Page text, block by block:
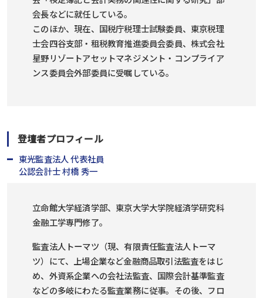
会長などに就任している。
このほか、現在、国税庁税理士試験委員、東京税理
士会四谷支部・租税教育推進委員会委員、株式会社
星野リゾートアセットマネジメント・コンプライア
ンス委員会外部委員に受嘱している。
登壇者プロフィール
東光監査法人 代表社員
公認会計士 村橋 秀一
立命館大学経済学部、東京大学大学院経済学研究科
金融工学専門修了。
監査法人トーマツ（現、有限責任監査法人トーマ
ツ）にて、上場企業など金融商品取引法監査をはじ
め、外資系企業への会社法監査、国際会計基準監査
などの多岐にわたる監査業務に従事。その後、フロ